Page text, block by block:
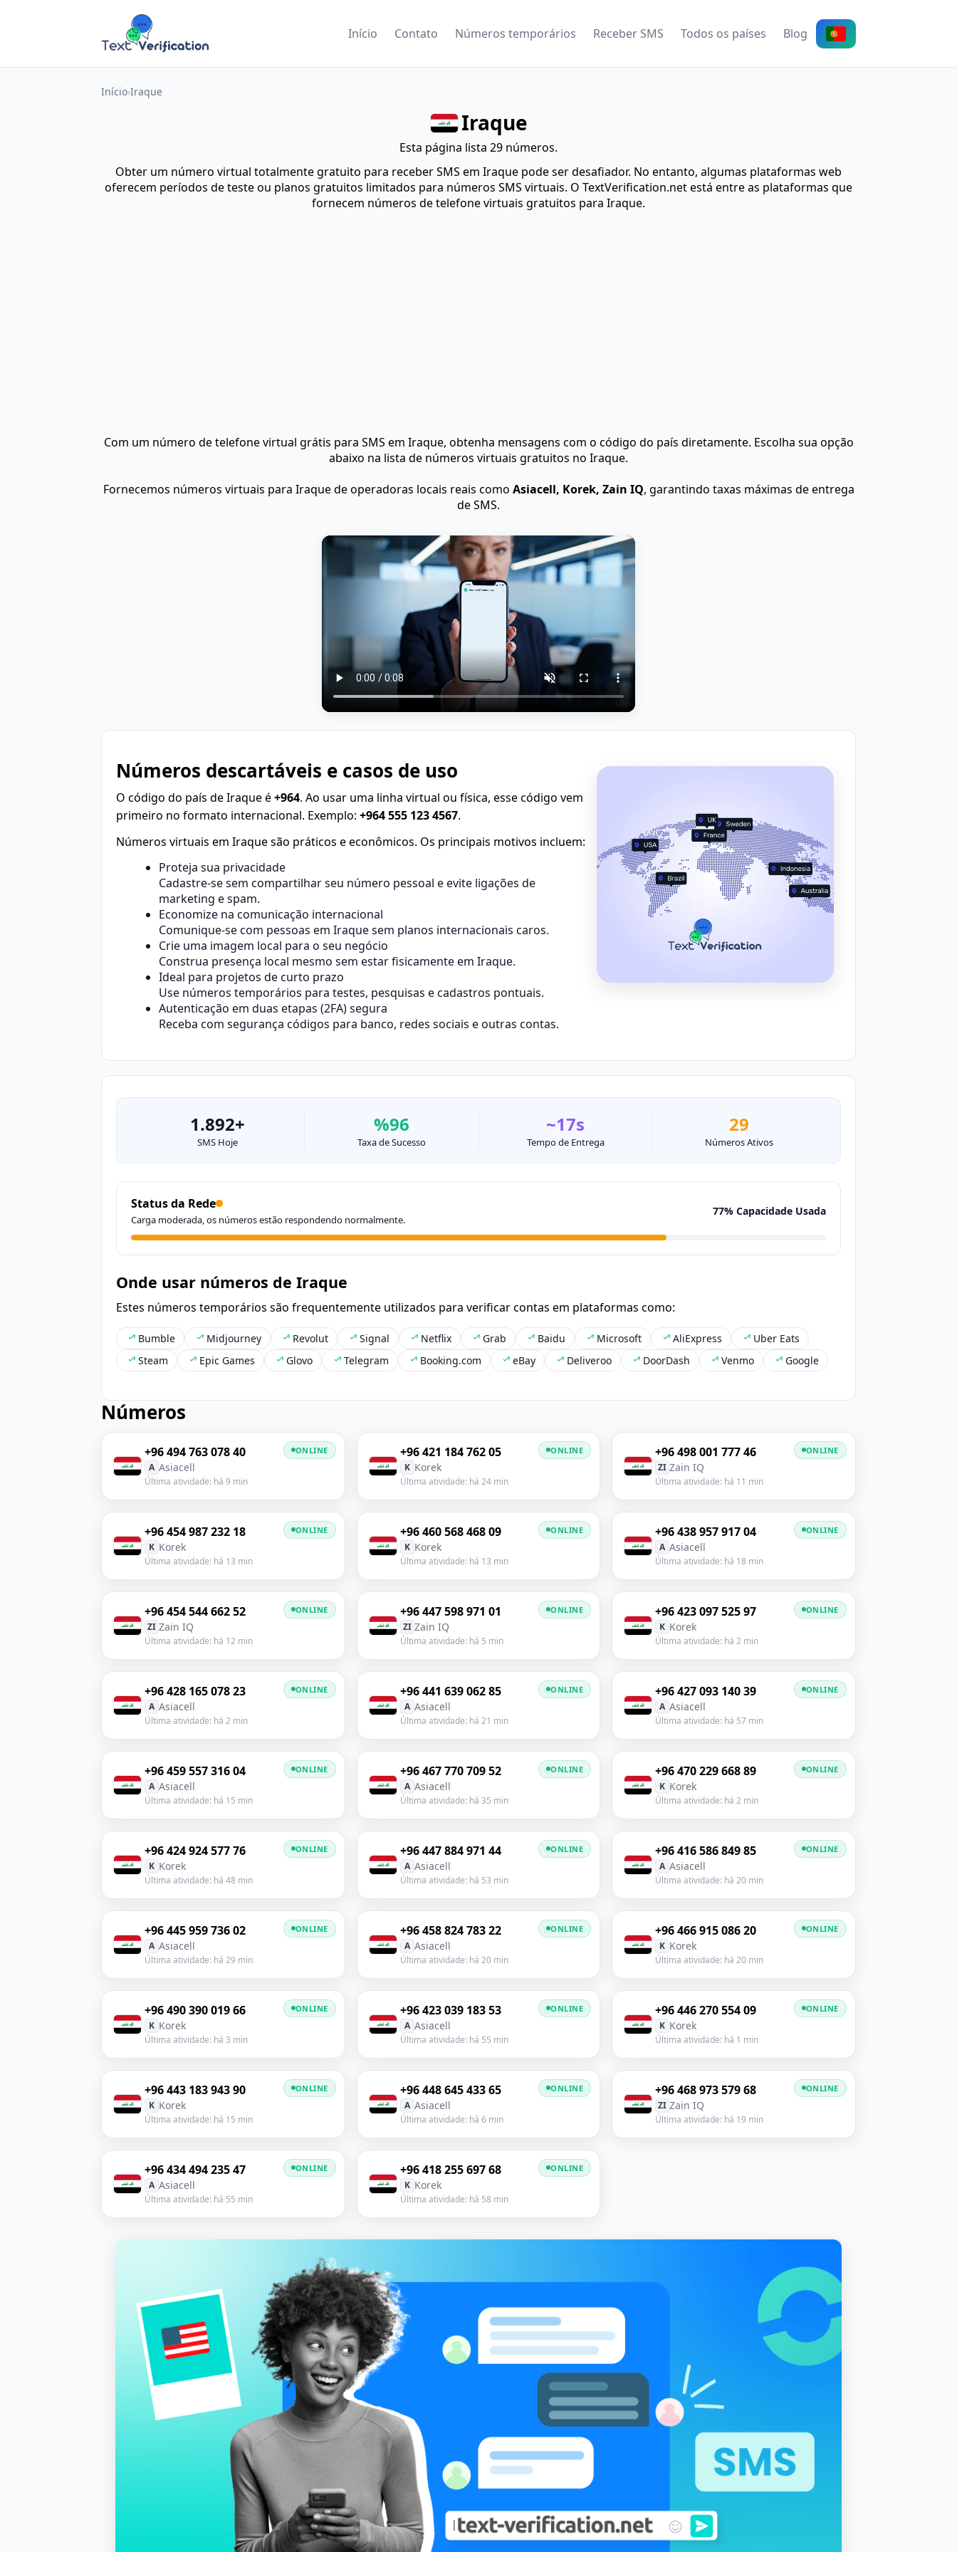
Início Contato Números temporários Receber SMS Todos os países Blog
Início Iraque
Iraque
Esta página lista 29 números.
Obter um número virtual totalmente gratuito para receber SMS em Iraque pode ser desafiador. No entanto, algumas plataformas web
oferecem períodos de teste ou planos gratuitos limitados para números SMS virtuais. O TextVerification.net está entre as plataformas que
fornecem números de telefone virtuais gratuitos para Iraque.
Com um número de telefone virtual grátis para SMS em Iraque, obtenha mensagens com o código do país diretamente. Escolha sua opção
abaixo na lista de números virtuais gratuitos no Iraque.
Fornecemos números virtuais para Iraque de operadoras locais reais como Asiacell, Korek, Zain IQ, garantindo taxas máximas de entrega
de SMS.
Números descartáveis e casos de uso
O código do país de Iraque é+964. Ao usar uma linha virtual ou física, esse código vem
primeiro no formato internacional. Exemplo: +964 555 123 4567.
Números virtuais em Iraque são práticos e econômicos. Os principais motivos incluem:
Proteja sua privacidade
Cadastre-se sem compartilhar seu número pessoal e evite ligações de
marketing e spam.
Economize na comunicação internacional
Comunique-se com pessoas em Iraque sem planos internacionais caros.
Crie uma imagem local para o seu negócio
Construa presença local mesmo sem estar fisicamente em Iraque.
Ideal para projetos de curto prazo
Use números temporários para testes, pesquisas e cadastros pontuais.
Autenticação em duas etapas (2FA) segura
Receba com segurança códigos para banco, redes sociais e outras contas.
1.892+
SMS Hoje
%96
Taxa de Sucesso
~17s
Tempo de Entrega
29
Números Ativos
Status da Rede
Carga moderada, os números estão respondendo normalmente.
77% Capacidade Usada
Onde usar números de Iraque
Estes números temporários são frequentemente utilizados para verificar contas em plataformas como:
Bumble Midjourney Revolut Signal Netflix Grab Baidu Microsoft AliExpress
Uber Eats
Steam
Epic Games Glovo Telegram Booking.com eBay Deliveroo DoorDash Venmo Google
Números
+96 494 763 078 40
A Asiacell
Última atividade: há 9 min
ONLINE +96 421 184 762 05
K Korek
Última atividade: há 24 min
ONLINE +96 498 001 777 46
ZI Zain IQ
Última atividade: há 11 min
ONLINE
+96 454 987 232 18
K Korek
Última atividade: há 13 min
ONLINE +96 460 568 468 09
K Korek
Última atividade: há 13 min
ONLINE +96 438 957 917 04
A Asiacell
Última atividade: há 18 min
ONLINE
+96 454 544 662 52
ZI Zain IQ
Última atividade: há 12 min
ONLINE +96 447 598 971 01
ZI Zain IQ
Última atividade: há 5 min
ONLINE +96 423 097 525 97
K Korek
Última atividade: há 2 min
ONLINE
+96 428 165 078 23
A Asiacell
Última atividade: há 2 min
ONLINE +96 441 639 062 85
A Asiacell
Última atividade: há 21 min
ONLINE +96 427 093 140 39
A Asiacell
Última atividade: há 57 min
ONLINE
+96 459 557 316 04
A Asiacell
Última atividade: há 15 min
ONLINE +96 467 770 709 52
A Asiacell
Última atividade: há 35 min
ONLINE +96 470 229 668 89
K Korek
Última atividade: há 2 min
ONLINE
+96 424 924 577 76
K Korek
Última atividade: há 48 min
ONLINE +96 447 884 971 44
A Asiacell
Última atividade: há 53 min
ONLINE +96 416 586 849 85
A Asiacell
Última atividade: há 20 min
ONLINE
+96 445 959 736 02
A Asiacell
Última atividade: há 29 min
ONLINE +96 458 824 783 22
A Asiacell
Última atividade: há 20 min
ONLINE +96 466 915 086 20
K Korek
Última atividade: há 20 min
ONLINE
+96 490 390 019 66
K Korek
Última atividade: há 3 min
ONLINE +96 423 039 183 53
A Asiacell
Última atividade: há 55 min
ONLINE +96 446 270 554 09
K Korek
Última atividade: há 1 min
ONLINE
+96 443 183 943 90
K Korek
Última atividade: há 15 min
ONLINE +96 448 645 433 65
A Asiacell
Última atividade: há 6 min
ONLINE +96 468 973 579 68
ZI Zain IQ
Última atividade: há 19 min
ONLINE
+96 434 494 235 47
A Asiacell
Última atividade: há 55 min
ONLINE +96 418 255 697 68
K Korek
Última atividade: há 58 min
ONLINE